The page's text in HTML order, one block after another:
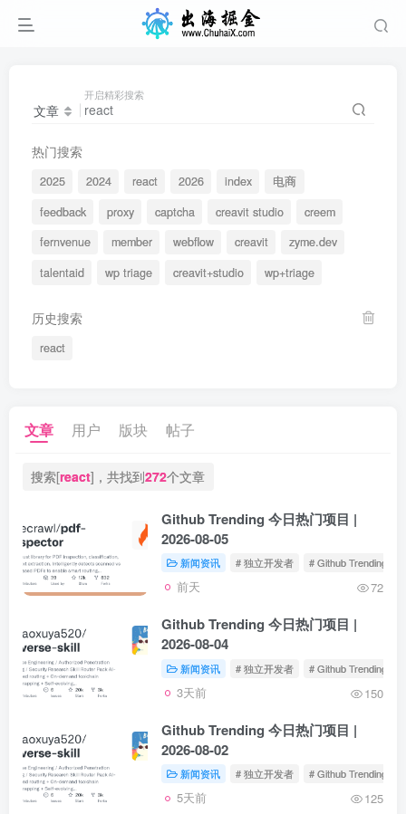
文章
开启精彩搜索
热门搜索
2025 2024 react 2026 index
电商
feedback
proxy captcha creavit studio
creem
fernvenue
member webflow creavit
zyme.dev
talentaid
wp triage creavit+studio wp+triage
历史搜索
react
文章 用户 版块 帖子
搜索[react]，共找到272个文章
Github Trending 今日热门项目 |
2026-08-05
新闻资讯 # 独立开发者 # Github Trending
前天 72
Github Trending 今日热门项目 |
2026-08-04
新闻资讯 # 独立开发者 # Github Trending
3天前 150
Github Trending 今日热门项目 |
2026-08-02
新闻资讯 # 独立开发者 # Github Trending
5天前 125